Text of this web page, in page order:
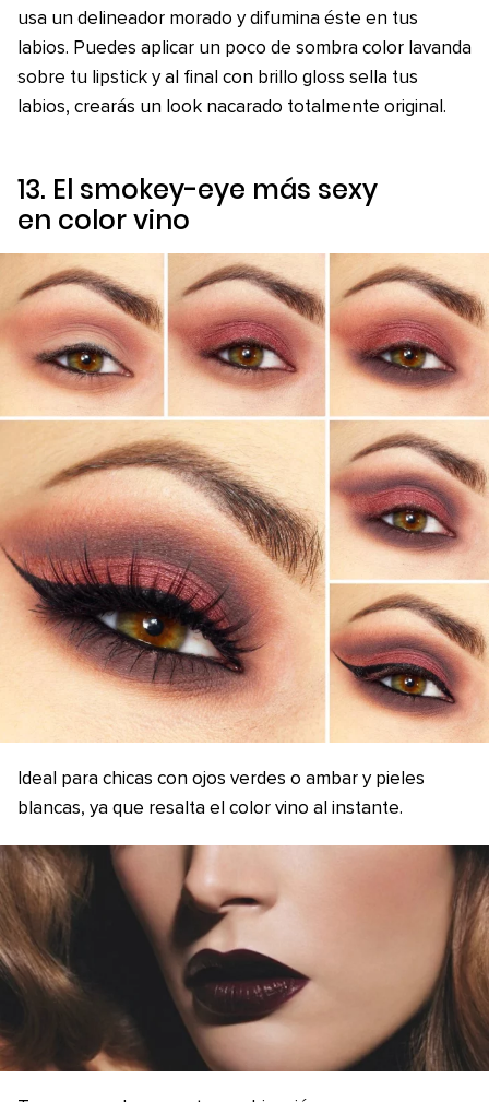
usa un delineador morado y difumina éste en tus
labios. Puedes aplicar un poco de sombra color lavanda
sobre tu lipstick y al final con brillo gloss sella tus
labios, crearás un look nacarado totalmente original.
13. El smokey-eye más sexy
en color vino
Ideal para chicas con ojos verdes o ambar y pieles
blancas, ya que resalta el color vino al instante.